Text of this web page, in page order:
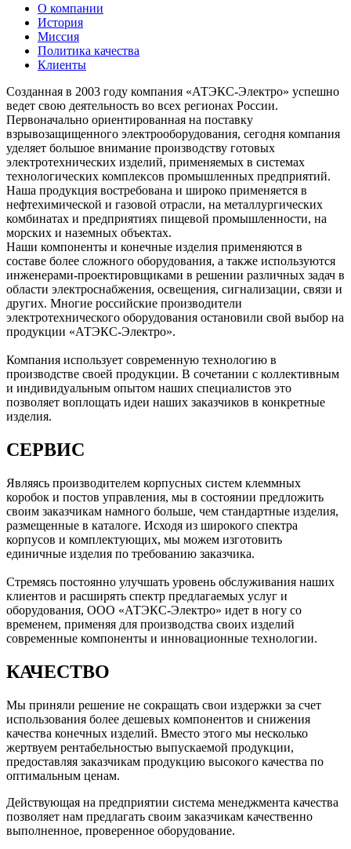
О компании
История
Миссия
Политика качества
Клиенты
Созданная в 2003 году компания «АТЭКС-Электро» успешно
ведет свою деятельность во всех регионах России.
Первоначально ориентированная на поставку
взрывозащищенного электрооборудования, сегодня компания
уделяет большое внимание производству готовых
электротехнических изделий, применяемых в системах
технологических комплексов промышленных предприятий.
Наша продукция востребована и широко применяется в
нефтехимической и газовой отрасли, на металлургических
комбинатах и предприятиях пищевой промышленности, на
морских и наземных объектах.
Наши компоненты и конечные изделия применяются в
составе более сложного оборудования, а также используются
инженерами-проектировщиками в решении различных задач в
области электроснабжения, освещения, сигнализации, связи и
других. Многие российские производители
электротехнического оборудования остановили свой выбор на
продукции «АТЭКС-Электро».
Компания использует современную технологию в
производстве своей продукции. В сочетании с коллективным
и индивидуальным опытом наших специалистов это
позволяет воплощать идеи наших заказчиков в конкретные
изделия.
СЕРВИС
Являясь производителем корпусных систем клеммных
коробок и постов управления, мы в состоянии предложить
своим заказчикам намного больше, чем стандартные изделия,
размещенные в каталоге. Исходя из широкого спектра
корпусов и комплектующих, мы можем изготовить
единичные изделия по требованию заказчика.
Стремясь постоянно улучшать уровень обслуживания наших
клиентов и расширять спектр предлагаемых услуг и
оборудования, ООО «АТЭКС-Электро» идет в ногу со
временем, применяя для производства своих изделий
современные компоненты и инновационные технологии.
КАЧЕСТВО
Мы приняли решение не сокращать свои издержки за счет
использования более дешевых компонентов и снижения
качества конечных изделий. Вместо этого мы несколько
жертвуем рентабельностью выпускаемой продукции,
предоставляя заказчикам продукцию высокого качества по
оптимальным ценам.
Действующая на предприятии система менеджмента качества
позволяет нам предлагать своим заказчикам качественно
выполненное, проверенное оборудование.